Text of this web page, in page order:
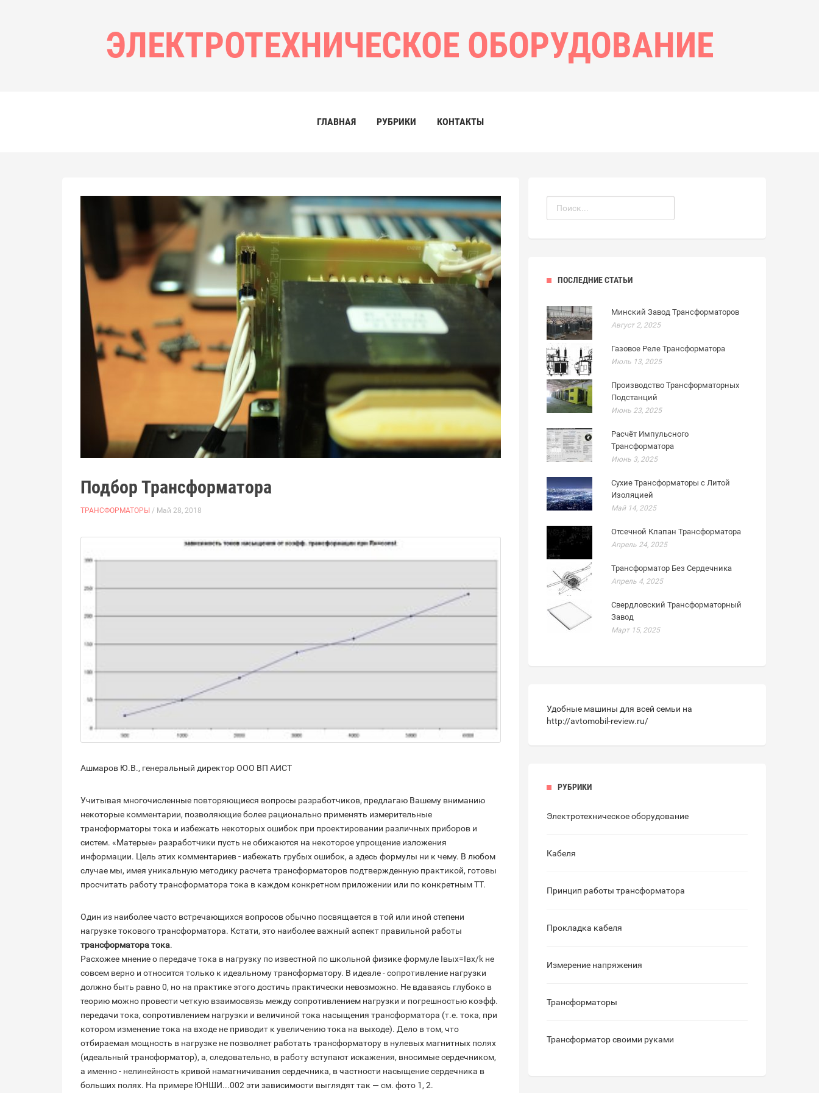
ЭЛЕКТРОТЕХНИЧЕСКОЕ ОБОРУДОВАНИЕ
ГЛАВНАЯ РУБРИКИ КОНТАКТЫ
Подбор Трансформатора
ТРАНСФОРМАТОРЫ / Май 28, 2018
Ашмаров Ю.В., генеральный директор ООО ВП АИСТ
Учитывая многочисленные повторяющиеся вопросы разработчиков, предлагаю Вашему вниманию
некоторые комментарии, позволяющие более рационально применять измерительные
трансформаторы тока и избежать некоторых ошибок при проектировании различных приборов и
систем. «Матерые» разработчики пусть не обижаются на некоторое упрощение изложения
информации. Цель этих комментариев - избежать грубых ошибок, а здесь формулы ни к чему. В любом
случае мы, имея уникальную методику расчета трансформаторов подтвержденную практикой, готовы
просчитать работу трансформатора тока в каждом конкретном приложении или по конкретным ТТ.
Один из наиболее часто встречающихся вопросов обычно посвящается в той или иной степени
нагрузке токового трансформатора. Кстати, это наиболее важный аспект правильной работы
трансформатора тока.
Расхожее мнение о передаче тока в нагрузку по известной по школьной физике формуле Iвых=Iвх/k не
совсем верно и относится только к идеальному трансформатору. В идеале - сопротивление нагрузки
должно быть равно 0, но на практике этого достичь практически невозможно. Не вдаваясь глубоко в
теорию можно провести четкую взаимосвязь между сопротивлением нагрузки и погрешностью коэфф.
передачи тока, сопротивлением нагрузки и величиной тока насыщения трансформатора (т.е. тока, при
котором изменение тока на входе не приводит к увеличению тока на выходе). Дело в том, что
отбираемая мощность в нагрузке не позволяет работать трансформатору в нулевых магнитных полях
(идеальный трансформатор), а, следовательно, в работу вступают искажения, вносимые сердечником,
а именно - нелинейность кривой намагничивания сердечника, в частности насыщение сердечника в
больших полях. На примере ЮНШИ...002 эти зависимости выглядят так — см. фото 1, 2.
ПОСЛЕДНИЕ СТАТЬИ
Минский Завод Трансформаторов
Август 2, 2025
Газовое Реле Трансформатора
Июль 13, 2025
Производство Трансформаторных
Подстанций
Июнь 23, 2025
Расчёт Импульсного
Трансформатора
Июнь 3, 2025
Сухие Трансформаторы с Литой
Изоляцией
Май 14, 2025
Отсечной Клапан Трансформатора
Апрель 24, 2025
Трансформатор Без Сердечника
Апрель 4, 2025
Свердловский Трансформаторный
Завод
Март 15, 2025
Удобные машины для всей семьи на
http://avtomobil-review.ru/
РУБРИКИ
Электротехническое оборудование
Кабеля
Принцип работы трансформатора
Прокладка кабеля
Измерение напряжения
Трансформаторы
Трансформатор своими руками